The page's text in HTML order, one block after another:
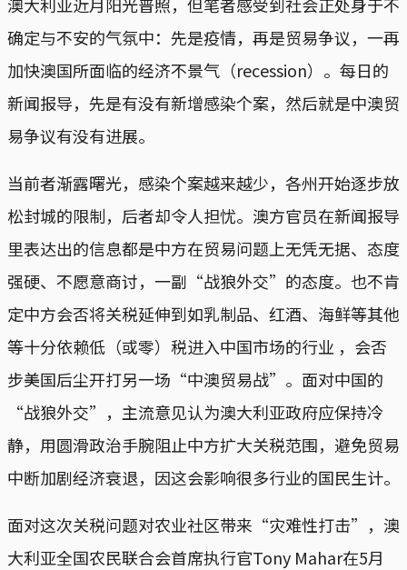
确定与不安的气氛中：先是疫情，再是贸易争议，一再
加快澳国所面临的经济不景气（recession）。每日的
新闻报导，先是有没有新增感染个案，然后就是中澳贸
易争议有没有进展。
当前者渐露曙光，感染个案越来越少，各州开始逐步放
松封城的限制，后者却令人担忧。澳方官员在新闻报导
里表达出的信息都是中方在贸易问题上无凭无据、态度
强硬、不愿意商讨，一副“战狼外交”的态度。也不肯
定中方会否将关税延伸到如乳制品、红酒、海鲜等其他
等十分依赖低（或零）税进入中国市场的行业 ，会否
步美国后尘开打另一场“中澳贸易战”。面对中国的
“战狼外交”，主流意见认为澳大利亚政府应保持冷
静，用圆滑政治手腕阻止中方扩大关税范围，避免贸易
中断加剧经济衰退，因这会影响很多行业的国民生计。
面对这次关税问题对农业社区带来“灾难性打击”，澳
大利亚全国农民联合会首席执行官Tony Mahar在5月